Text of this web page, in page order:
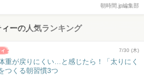
朝時間.jp編集部
ーの人気ランキング
7/30 (木)
重が戻りにくい…と感じたら！「太りにく
つくる朝習慣3つ